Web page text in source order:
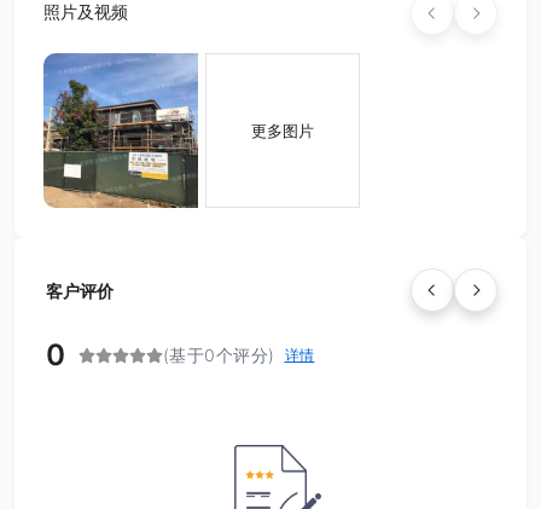
照片及视频
更多图片
客户评价
0 (基于0个评分) 详情